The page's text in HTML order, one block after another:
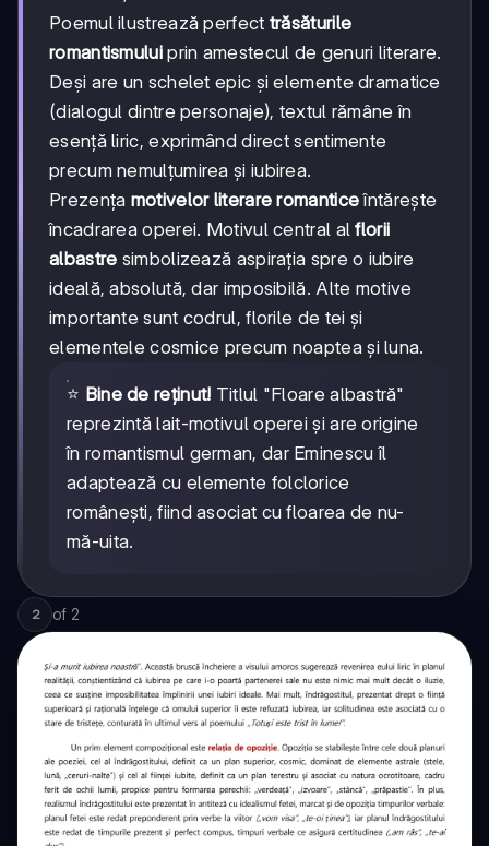
Poemul ilustrează perfect trăsăturile
romantismuluiprin amestecul de genuri literare.
Deși are un schelet epic și elemente dramatice
(dialogul dintre personaje), textul rămâne în
esență liric, exprimând direct sentimente
precum nemulțumirea și iubirea.
Prezența motivelor literare romanticeîntărește
încadrarea operei. Motivul central alflorii
albastre simbolizează aspirația spre o iubire
ideală, absolută, dar imposibilă. Alte motive
importante sunt codrul, florile de tei și
elementele cosmice precum noaptea și luna.
⭐ Bine de reținut! Titlul "Floare albastră"
reprezintă lait-motivul operei și are origine
în romantismul german, dar Eminescu îl
adaptează cu elemente folclorice
românești, fiind asociat cu floarea de nu-
mă-uita.
2 of 2